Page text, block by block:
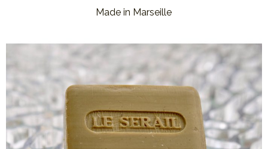
Made in Marseille